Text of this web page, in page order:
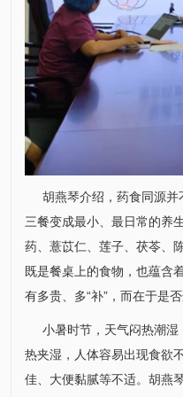
胡燕琴介绍，药食同源并
三餐变成最小、最日常的养
药、薏苡仁、莲子、茯苓、
既是餐桌上的食物，也蕴含
有多贵、多“补”，而在于是
小暑时节，天气闷热潮湿
热夹湿，人体容易出现食欲
佳、大便黏腻等不适。 胡燕